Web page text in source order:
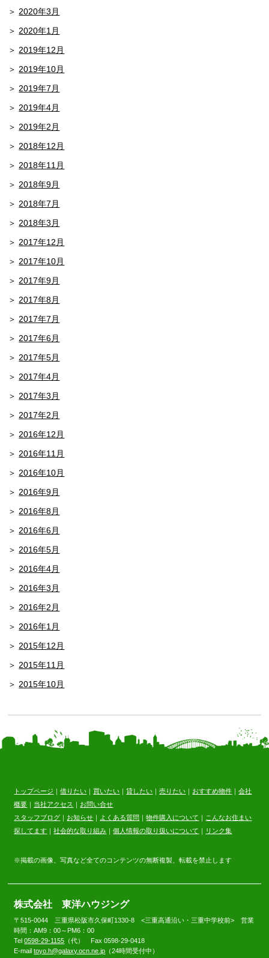
2020年3月
2020年1月
2019年12月
2019年10月
2019年7月
2019年4月
2019年2月
2018年12月
2018年11月
2018年9月
2018年7月
2018年3月
2017年12月
2017年10月
2017年9月
2017年8月
2017年7月
2017年6月
2017年5月
2017年4月
2017年3月
2017年2月
2016年12月
2016年11月
2016年10月
2016年9月
2016年8月
2016年6月
2016年5月
2016年4月
2016年3月
2016年2月
2016年1月
2015年12月
2015年11月
2015年10月
トップページ ｜借りたい ｜ 買いたい ｜貸したい ｜売りたい ｜ おすすめ物件 ｜会社
概要 ｜ 当社アクセス ｜ お問い合せ
スタッフブログ ｜ お知らせ ｜ よくある質問 ｜物件購入について ｜ こんなお住まい
探してます ｜社会的な取り組み ｜個人情報の取り扱いについて ｜ リンク集
※掲載の画像、写真など全てのコンテンツの無断複製、転載を禁止します
株式会社 東洋ハウジング
〒515-0044 三重県松阪市久保町1330-8 <三重高通沿い・三重中学校前> 営業
時間：AM9：00～PM6：00
Tel0598-29-1155 （代） Fax 0598-29-0418
E-mailtoyo.h@galaxy.ocn.ne.jp （24時間受付中）